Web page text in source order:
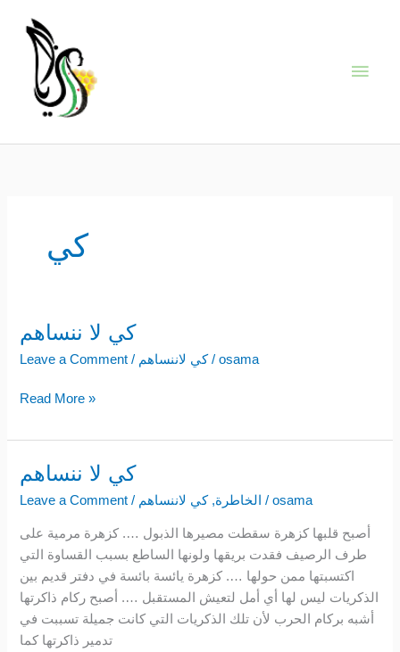
content
كي
كي لا ننساهم
Leave a Comment / كي لاننساهم/osama
كي
Read More »
كي لا ننساهم
Leave a Comment / الخاطرة,كي لاننساهم /osama
أصبح قلبها كزهرة سقطت مصيرها الذبول …. كزهرة مرمية على
طرف الرصيف فقدت بريقها ولونها الساطع بسبب القساوة التي
اكتسبتها ممن حولها …. كزهرة يائسة بائسة في دفتر قديم بين
الذكريات ليس لها أي أمل لتعيش المستقبل …. أصبح ركام ذاكرتها
أشبه بركام الحرب لأن تلك الذكريات التي كانت جميلة تسببت في
تدمير ذاكرتها كما
كي